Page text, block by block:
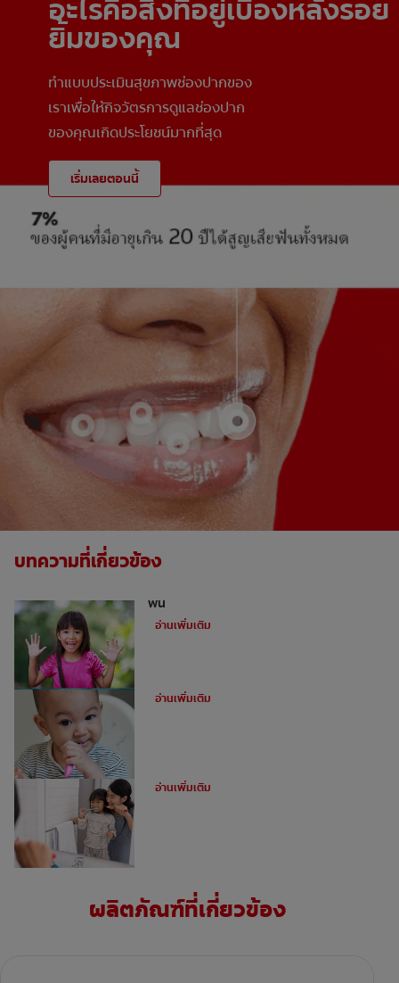
อะไรคือสิ่งที่อยู่เบื้องหลังรอย
ยิ้มของคุณ
ทำแบบประเมินสุขภาพช่องปากของ
เราเพื่อให้กิจวัตรการดูแลช่องปาก
ของคุณเกิดประโยชน์มากที่สุด
เริ่มเลยตอนนี้
บทความที่เกี่ยวข้อง
ฟัน
อ่านเพิ่มเติม
อ่านเพิ่มเติม
อ่านเพิ่มเติม
ผลิตภัณฑ์ที่เกี่ยวข้อง